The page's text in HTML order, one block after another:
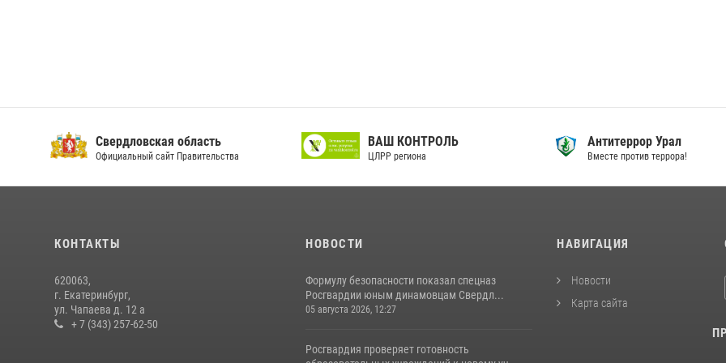
Свердловская область
Официальный сайт Правительства
ВАШ КОНТРОЛЬ
ЦЛРР региона
Антитеррор Урал
Вместе против террора!
КОНТАКТЫ
620063,
г. Екатеринбург,
ул. Чапаева д. 12 а
+ 7 (343) 257-62-50
НОВОСТИ
Формулу безопасности показал спецназ
Росгвардии юным динамовцам Свердл...
05 августа 2026, 12:27
Росгвардия проверяет готовность
НАВИГАЦИЯ
Новости
Карта сайта